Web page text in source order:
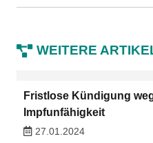
WEITERE
Fristlose Kündigung
Impfunfähigkeit
27.01.2024